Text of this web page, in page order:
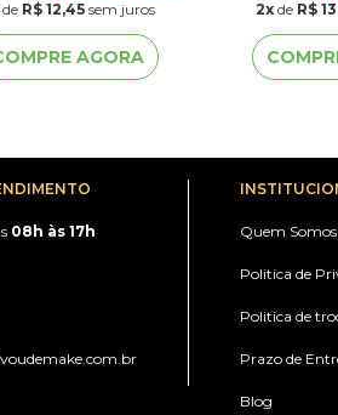
R$ 12,45sem juros
AGORA
2xde R$
08h às 17h Quem Somos
Politica de
Politica de
Prazo de
Blog